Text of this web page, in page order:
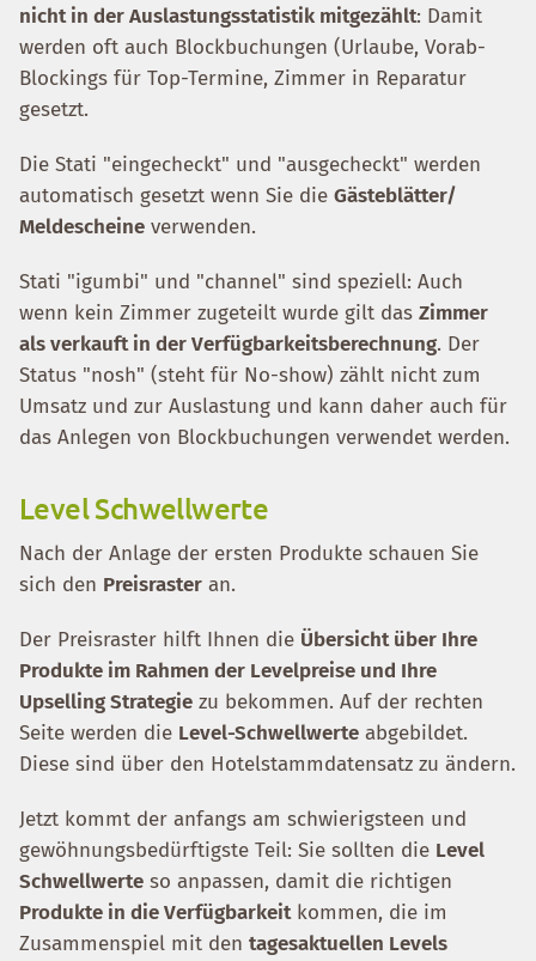
nicht in der Auslastungsstatistik mitgezählt: Damit
werden oft auch Blockbuchungen (Urlaube, Vorab-
Blockings für Top-Termine, Zimmer in Reparatur
gesetzt.
Die Stati "eingecheckt" und "ausgecheckt" werden
automatisch gesetzt wenn Sie die Gästeblätter/
Meldescheine verwenden.
Stati "igumbi" und "channel" sind speziell: Auch
wenn kein Zimmer zugeteilt wurde gilt das Zimmer
als verkauft in der Verfügbarkeitsberechnung. Der
Status "nosh" (steht für No-show) zählt nicht zum
Umsatz und zur Auslastung und kann daher auch für
das Anlegen von Blockbuchungen verwendet werden.
Level Schwellwerte
Nach der Anlage der ersten Produkte schauen Sie
sich den Preisraster an.
Der Preisraster hilft Ihnen die Übersicht über Ihre
Produkte im Rahmen der Levelpreise und Ihre
Upselling Strategie zu bekommen. Auf der rechten
Seite werden die Level-Schwellwerte abgebildet.
Diese sind über den Hotelstammdatensatz zu ändern.
Jetzt kommt der anfangs am schwierigsteen und
gewöhnungsbedürftigste Teil: Sie sollten die Level
Schwellwerte so anpassen, damit die richtigen
Produkte in die Verfügbarkeitkommen, die im
Zusammenspiel mit den tagesaktuellen Levels